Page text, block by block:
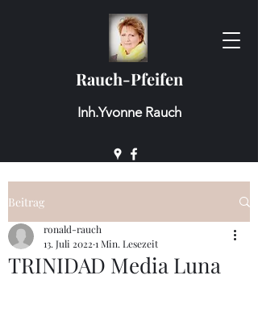
Rauch-Pfeifen
Inh.Yvonne Rauch
Beitrag
TRINIDAD Media Luna
ronald-rauch
13. Juli 2022 1 Min. Lesezeit